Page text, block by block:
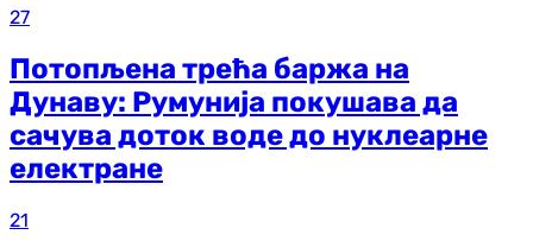
27
Потопљена трећа баржа на
Дунаву: Румунија покушава да
сачува доток воде до нуклеарне
електране
21